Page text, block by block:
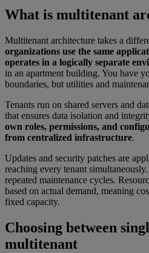
What is multitenant
Multitenant architecture takes a
organizations use the same
operates in a logically separate
in an apartment building. You have
boundaries, but utilities and
Tenants run on shared servers and
that ensures data isolation and
own roles, permissions, and
from centralized infrastructure.
Updates and security patches are
reaching every tenant
repeated maintenance cycles.
based on actual demand, meaning
fixed capacity.
Choosing between
multitenant